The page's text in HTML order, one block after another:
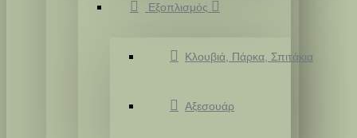
Εξοπλισμός
Κλουβιά, Πάρκα, Σπιτάκια
Αξεσουάρ